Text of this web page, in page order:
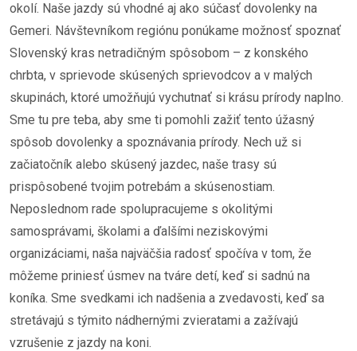
okolí. Naše jazdy sú vhodné aj ako súčasť dovolenky na
Gemeri. Návštevníkom regiónu ponúkame možnosť spoznať
Slovenský kras netradičným spôsobom – z konského
chrbta, v sprievode skúsených sprievodcov a v malých
skupinách, ktoré umožňujú vychutnať si krásu prírody naplno.
Sme tu pre teba, aby sme ti pomohli zažiť tento úžasný
spôsob dovolenky a spoznávania prírody. Nech už si
začiatočník alebo skúsený jazdec, naše trasy sú
prispôsobené tvojim potrebám a skúsenostiam.
Neposlednom rade spolupracujeme s okolitými
samosprávami, školami a ďalšími neziskovými
organizáciami, naša najväčšia radosť spočíva v tom, že
môžeme priniesť úsmev na tváre detí, keď si sadnú na
koníka. Sme svedkami ich nadšenia a zvedavosti, keď sa
stretávajú s týmito nádhernými zvieratami a zažívajú
vzrušenie z jazdy na koni.